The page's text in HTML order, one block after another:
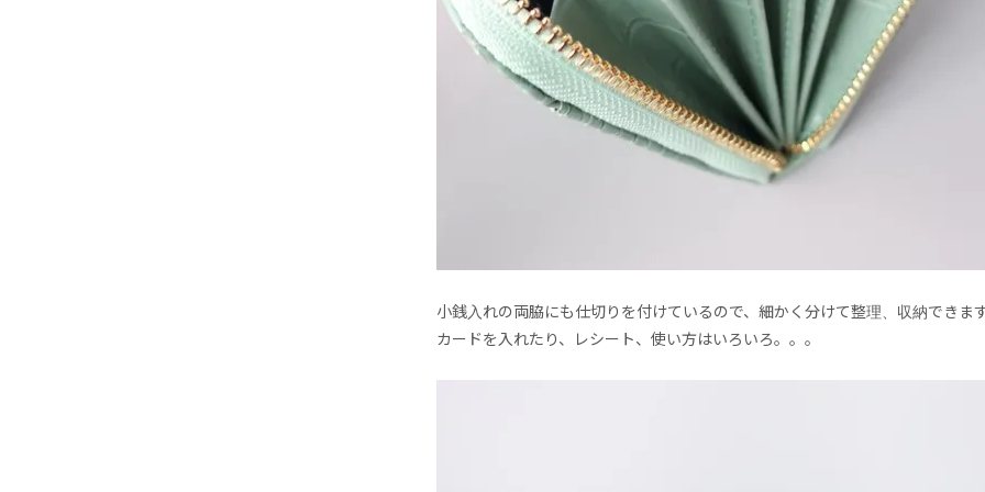
小銭入れの両脇にも仕切りを付けているので、細かく分けて整理、収納できま
カードを入れたり、レシート、使い方はいろいろ。。。